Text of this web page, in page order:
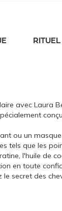
RITUEL
avec Laura
ou un
tels que les
l'huile de
en toute
secret des